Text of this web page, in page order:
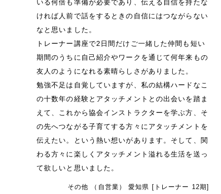
いる何倍も準備が必要であり、伝える自信を持たな
ければ人前で話をするときの自信にはつながらない
なと思いました。
トレーナー講座で2日間だけご一緒した仲間も短い
期間のうちに自己紹介やワークを通じて何年来もの
友人のようになれる素晴らしさがありました。
勉強不足は自覚していますが、私の結構ハードなこ
の十数年の経験とアタッチメントとの出会いを踏ま
えて、これから協会インストラクターを学ぶ方、そ
の先へつながる子育てする方々にアタッチメントを
伝えたい。という熱い想いがあります。そして、関
わる方々に楽しくアタッチメント溢れる生活を送っ
て欲しいと思いました。
その他 （自営業） 愛知県 [トレーナー 12期]